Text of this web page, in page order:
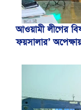
আওয়ামী লীগের
ফয়সালার’